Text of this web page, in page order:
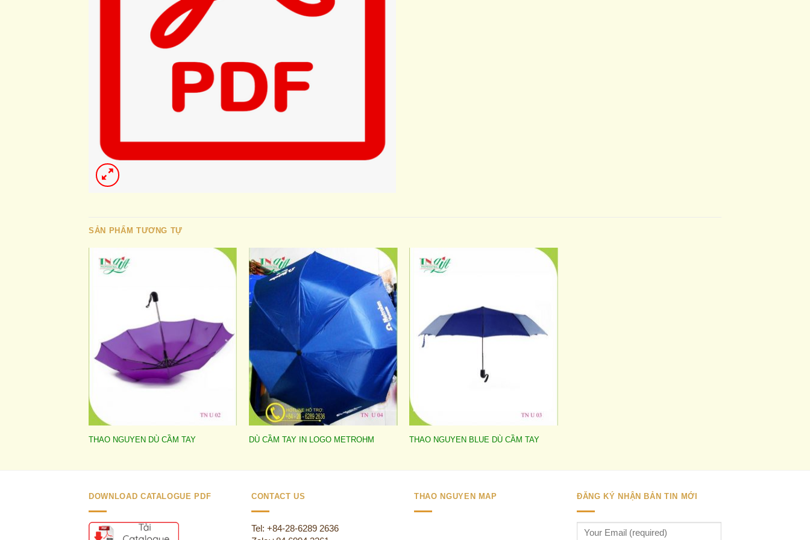
SẢN PHẨM TƯƠNG TỰ
THAO NGUYEN DÙ CẦM TAY
Add to
wishlist
DÙ CẦM TAY IN LOGO METROHM THAO NGUYEN BLUE DÙ CẦM TAY
DOWNLOAD CATALOGUE PDF CONTACT US
Tel: +84-28-6289 2636
THAO NGUYEN MAP ĐĂNG KÝ NHẬN BẢN TIN MỚI